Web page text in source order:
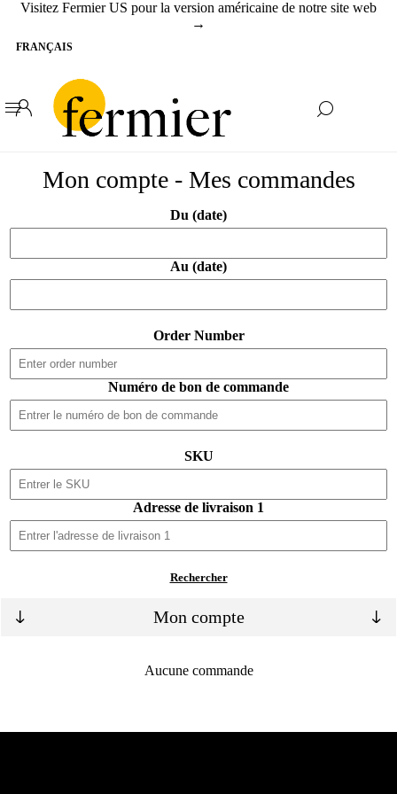
Visitez Fermier US pour la version américaine de notre site web
→
Mon compte - Mes commandes
Du (date)
Au (date)
Order Number
Numéro de bon de commande
SKU
Adresse de livraison 1
Rechercher
Mon compte
Aucune commande